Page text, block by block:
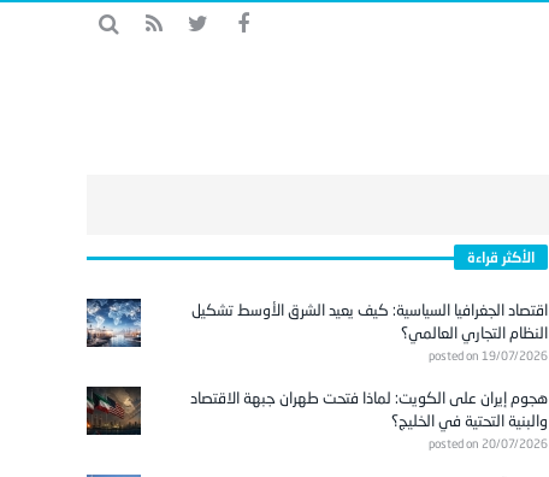
الأكثر قراءة
اقتصاد الجغرافيا السياسية: كيف يعيد الشرق الأوسط تشكيل
النظام التجاري العالمي؟
posted on 19/07/2026
هجوم إيران على الكويت: لماذا فتحت طهران جبهة الاقتصاد
والبنية التحتية في الخليج؟
posted on 20/07/2026